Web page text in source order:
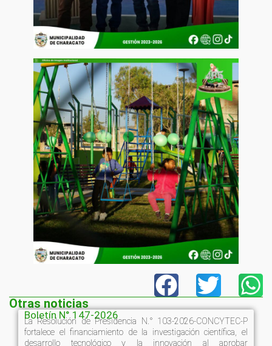
Otras noticias
Boletín N° 147-2026
La Resolución de Presidencia N.° 103-2026-CONCYTEC-P
fortalece el financiamiento de la investigación científica, el
desarrollo tecnológico y la innovación al aprobar